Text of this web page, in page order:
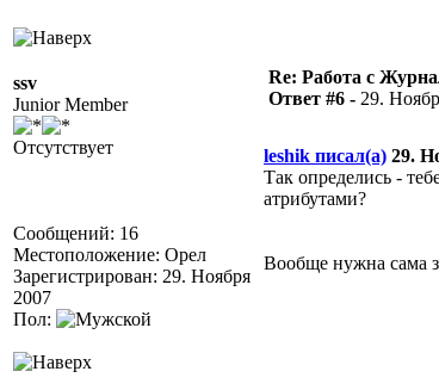
ssv
Junior Member
Отсутствует
Сообщений: 16
Местоположение: Орел
Зарегистрирован: 29. Ноября
2007
Пол:
Re: Работа с
Ответ #6 - 29.
leshik писал(а) 29.
Так определись -
атрибутами?
Вообще нужна сама